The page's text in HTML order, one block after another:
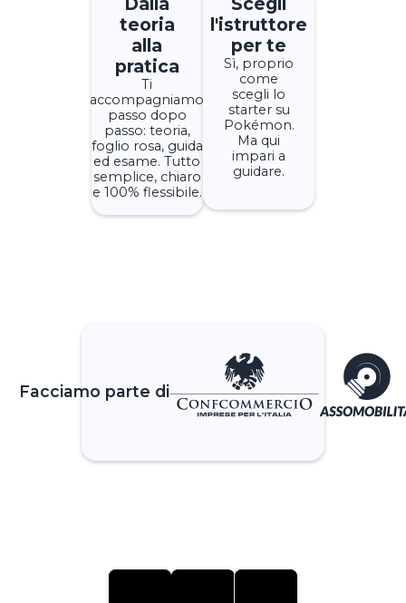
teoria
alla
pratica
Ti
accompagniamo
passo dopo
passo: teoria,
foglio rosa, guida
ed esame. Tutto
semplice, chiaro
e 100% flessibile.
l'istruttore
per te
Sì, proprio
come
scegli lo
starter su
Pokémon.
Ma qui
impari a
guidare.
Facciamo parte di